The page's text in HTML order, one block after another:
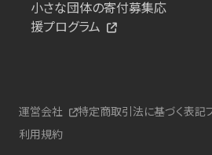
小さな団体の寄付募集応
援プログラム
運営会社 特定商取引法に基づく表記
利用規約